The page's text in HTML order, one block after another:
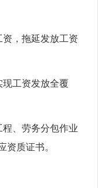
，拖延发放工资
工资发放全覆
、劳务分包作业
资质证书。